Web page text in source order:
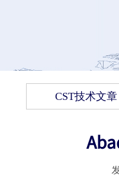
CST技术文章